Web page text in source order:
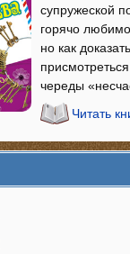
супружеской
горячо
но как
череды
Читать